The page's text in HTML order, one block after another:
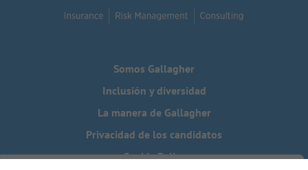
Somos Gallagher
Inclusión y diversidad
La manera de Gallagher
Privacidad de los candidatos
Cookie Policy